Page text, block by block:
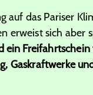
auf das Pariser
erweist sich aber
ein
Gaskraftwerke